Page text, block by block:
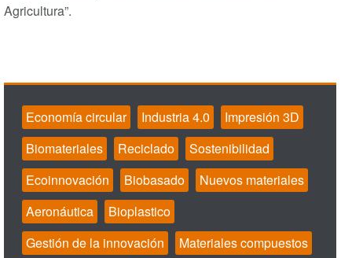
Agricultura”.
Economía circular Industria 4.0
Impresión 3D
Biomateriales
Reciclado
Sostenibilidad
Ecoinnovación
Biobasado
Nuevos materiales
Aeronáutica
Bioplastico
Gestión de la innovación
Materiales compuestos